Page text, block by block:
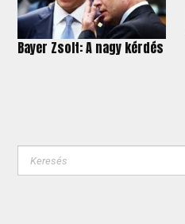
Bayer Zsolt: A nagy kérdés